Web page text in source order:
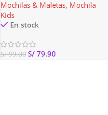
Mochilas & Maletas, Mochila
Kids
En stock
S/99.00 S/ 79.90